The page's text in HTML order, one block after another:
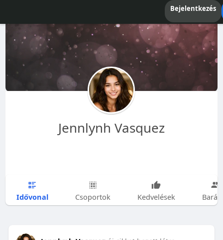
Bejelentkezés
Jennlynh Vasquez
Idővonal Csoportok Kedvelések